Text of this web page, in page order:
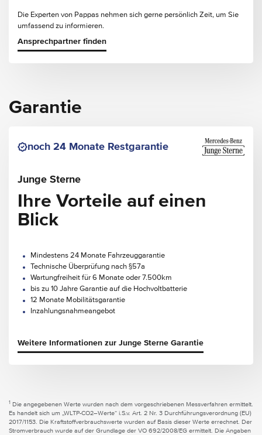
Die Experten von Pappas nehmen sich gerne persönlich Zeit, um Sie
umfassend zu informieren.
Ansprechpartner finden
Garantie
noch 24 Monate Restgarantie
Junge Sterne
Ihre Vorteile auf einen
Blick
Mindestens 24 Monate Fahrzeuggarantie
Technische Überprüfung nach §57a
Wartungfreiheit für 6 Monate oder 7.500km
bis zu 10 Jahre Garantie auf die Hochvoltbatterie
12 Monate Mobilitätsgarantie
Inzahlungsnahmeangebot
Weitere Informationen zur Junge Sterne Garantie
1
Die angegebenen Werte wurden nach dem vorgeschriebenen Messverfahren ermittelt.
Es handelt sich um „WLTP-CO2–Werte“ i.S.v. Art. 2 Nr. 3 Durchführungsverordnung (EU)
2017/1153. Die Kraftstoffverbrauchswerte wurden auf Basis dieser Werte errechnet. Der
Stromverbrauch wurde auf der Grundlage der VO 692/2008/EG ermittelt. Die Angaben